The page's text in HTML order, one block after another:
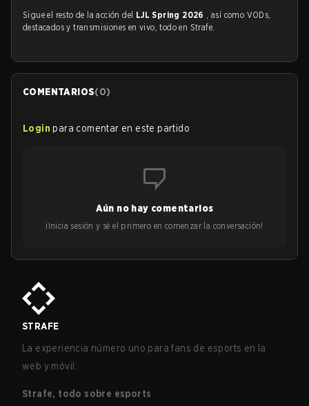
Sigue el resto de la acción del LJL Spring 2026 , así como VODs,
destacados y transmisiones en vivo, todo en Strafe.
COMENTARIOS(0)
Login para comentar en este partido
Aún no hay comentarios
¡Inicia sesión y sé el primero en comenzar la conversación!
STRAFE
La experiencia número uno para fans de esports en la
web y móvil.
Strafe, todo sobre esports